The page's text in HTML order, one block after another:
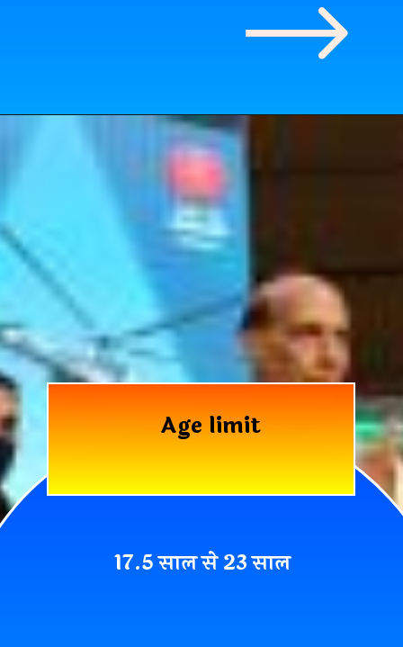
Age limit
17.5 साल से 23 साल